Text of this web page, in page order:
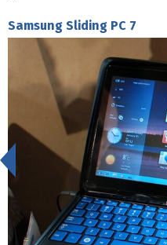
Samsung Sliding PC 7
<